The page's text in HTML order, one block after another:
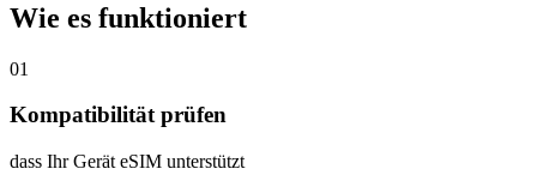
Wie es funktioniert
01
Kompatibilität prüfen
dass Ihr Gerät eSIM unterstützt